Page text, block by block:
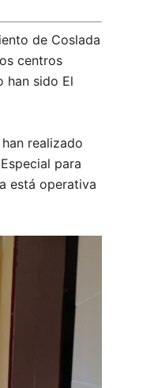
de Coslada
centros
han sido El
realizado
para
está operativa